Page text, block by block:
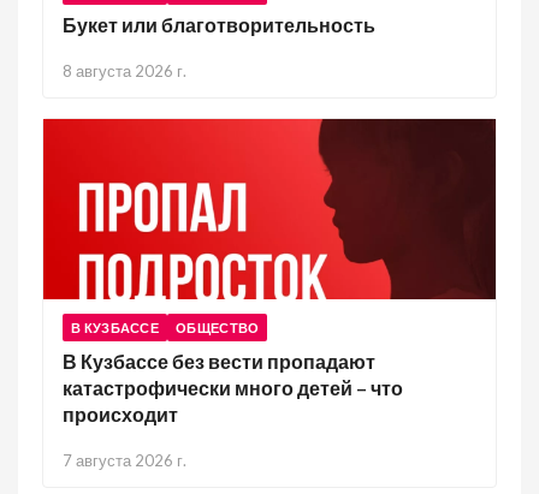
Букет или благотворительность
8 августа 2026 г.
В КУЗБАССЕ ОБЩЕСТВО
В Кузбассе без вести пропадают
катастрофически много детей – что
происходит
7 августа 2026 г.